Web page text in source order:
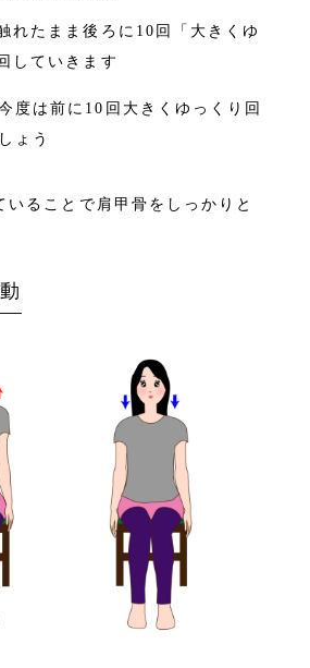
れたまま後ろに10回「大きくゆ
していきます
度は前に10回大きくゆっくり回
ょう
ることで肩甲骨をしっかりと